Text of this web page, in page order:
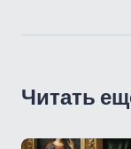
Читать